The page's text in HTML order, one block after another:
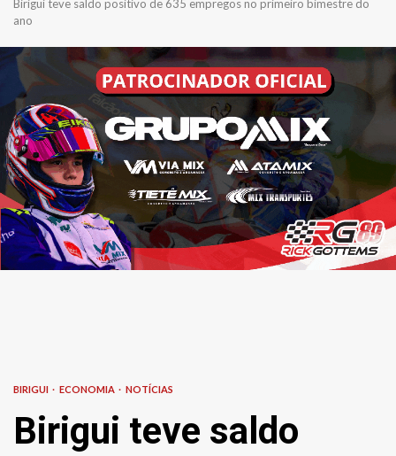
Birigui teve saldo positivo de 635 empregos no primeiro bimestre do
ano
BIRIGUI ECONOMIA NOTÍCIAS
Birigui teve saldo